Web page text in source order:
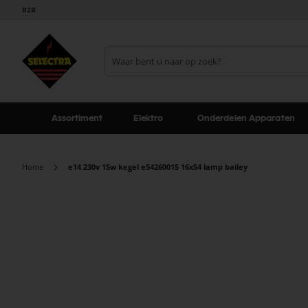
B2B
Assortiment Elektro Onderdelen Apparaten
Home e14 230v 15w kegel e54260015 16x54 lamp bailey